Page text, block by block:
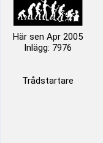
Här sen Apr 2005
Inlägg: 7976
Trådstartare